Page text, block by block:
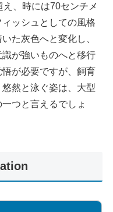
、時には70センチメ
ッシュとしての風格
た灰色へと変化し、
が強いものへと移行
が必要ですが、飼育
然と泳ぐ姿は、大型
つと言えるでしょ